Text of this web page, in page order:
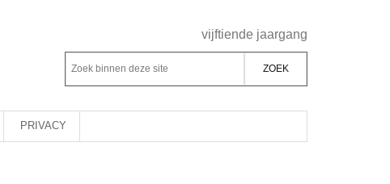
Rechts
vijftiende jaargang
Z
o
e
k
Z
o
k
b
PRIVACY